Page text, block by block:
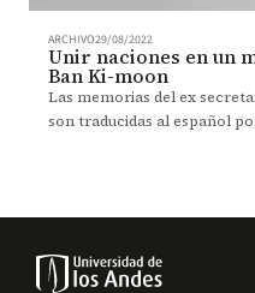
ARCHIVO29/08/2022
Unir naciones en un
Ban Ki-moon
Las memorias del ex
son traducidas al español